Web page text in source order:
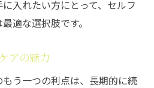
入れたい方にとって、セルフ
適な選択肢です。
アの魅力
う一つの利点は、長期的に続